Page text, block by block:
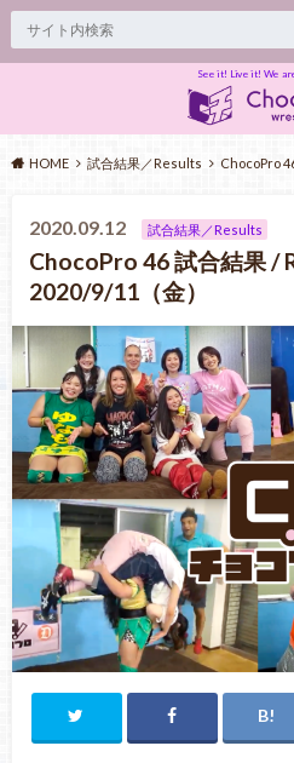
See it! Live it! We
HOME 試合結果／Results ChocoPro
2020.09.12 試合結果／Results
ChocoPro 46 試合結果 /
2020/9/11（金）